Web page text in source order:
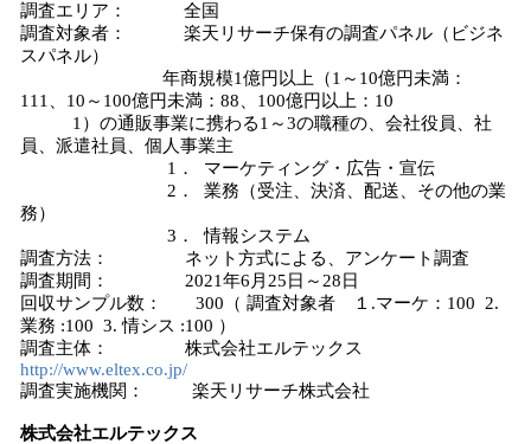
調査エリア： 全国
調査対象者： 楽天リサーチ保有の調査パネル（ビジネ
スパネル）
年商規模1億円以上（1～10億円未満：
111、10～100億円未満：88、100億円以上：10
1）の通販事業に携わる1～3の職種の、会社役員、社
員、派遣社員、個人事業主
1． マーケティング・広告・宣伝
2． 業務（受注、決済、配送、その他の業
務）
3． 情報システム
調査方法： ネット方式による、アンケート調査
調査期間： 2021年6月25日～28日
回収サンプル数： 300（ 調査対象者 １.マーケ：100 2.
業務 :100 3. 情シス :100 ）
調査主体： 株式会社エルテックス
http://www.eltex.co.jp/
調査実施機関： 楽天リサーチ株式会社
株式会社エルテックス